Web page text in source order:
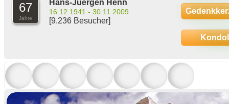
67
Jahre
Hans-Juergen Henn
16.12.1941 - 30.11.2009
[9.236 Besucher]